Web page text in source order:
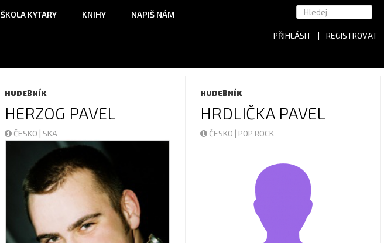
ŠKOLA KYTARY KNIHY NAPIŠ NÁM
PŘIHLÁSIT | REGISTROVAT
HUDEBNÍK
HERZOG PAVEL
ČESKO | SKA
HUDEBNÍK
HRDLIČKA PAVEL
ČESKO | POP ROCK